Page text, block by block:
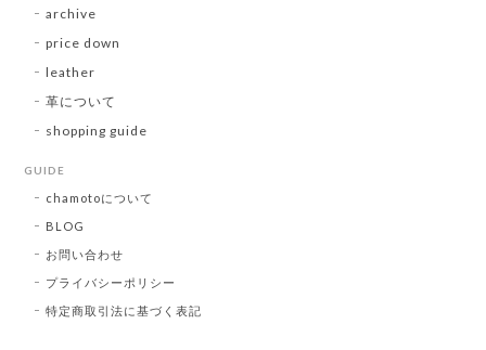
archive
price down
leather
革について
shopping guide
GUIDE
chamotoについて
BLOG
お問い合わせ
プライバシーポリシー
特定商取引法に基づく表記